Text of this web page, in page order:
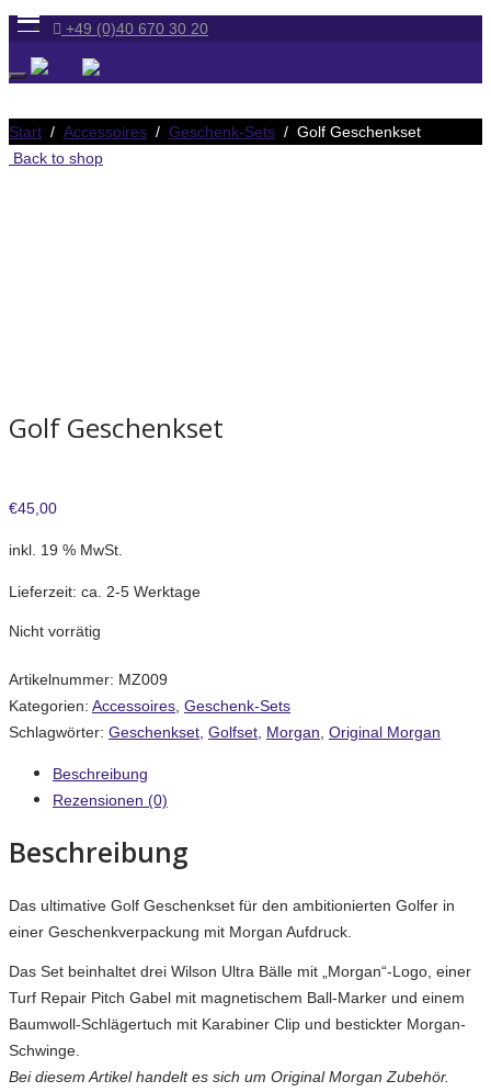
+49 (0)40 670 30 20
Start / Accessoires / Geschenk-Sets / Golf Geschenkset
Back to shop
Golf Geschenkset
€45,00
inkl. 19 % MwSt.
Lieferzeit: ca. 2-5 Werktage
Nicht vorrätig
Artikelnummer: MZ009
Kategorien: Accessoires Geschenk-Sets
Schlagwörter: Geschenkset Golfset Morgan Original Morgan
Beschreibung
Rezensionen (0)
Beschreibung
Das ultimative Golf Geschenkset für den ambitionierten Golfer in
einer Geschenkverpackung mit Morgan Aufdruck.
Das Set beinhaltet drei Wilson Ultra Bälle mit „Morgan“-Logo, einer
Turf Repair Pitch Gabel mit magnetischem Ball-Marker und einem
Baumwoll-Schlägertuch mit Karabiner Clip und bestickter Morgan-
Schwinge.
Bei diesem Artikel handelt es sich um Original Morgan Zubehör.